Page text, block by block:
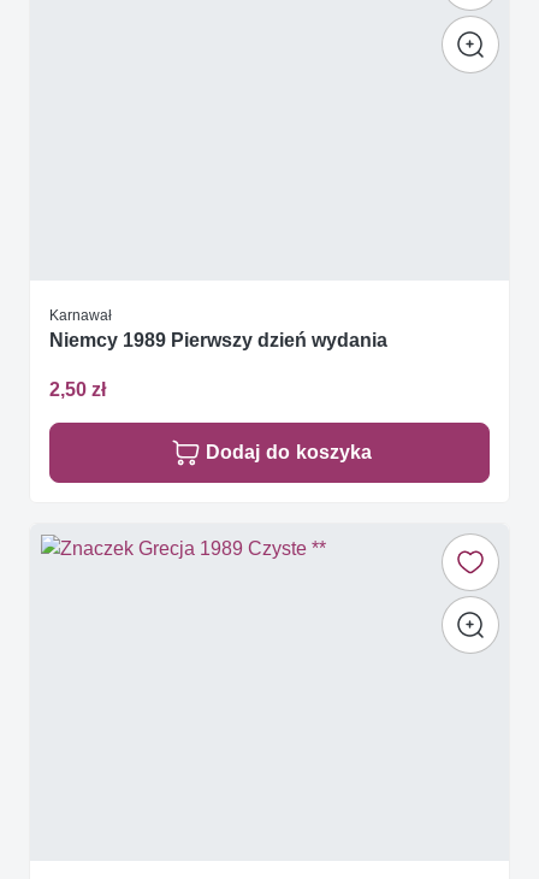
Karnawał
Niemcy 1989 Pierwszy dzień wydania
2,50 zł
Dodaj do koszyka